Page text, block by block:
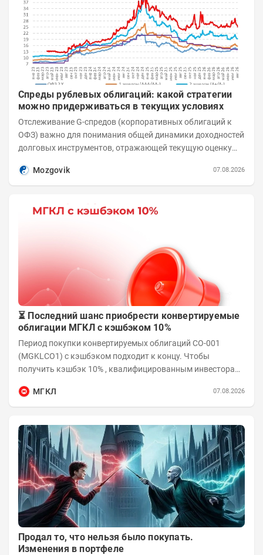
Спреды рублевых облигаций: какой стратегии
можно придерживаться в текущих условиях
Отслеживание G-спредов (корпоративных облигаций к
ОФЗ) важно для понимания общей динамики доходностей
долговых инструментов, отражающей текущую оценку
Mozgovik
07.08.2026
⏳ Последний шанс приобрести конвертируемые
облигации МГКЛ с кэшбэком 10%
Период покупки конвертируемых облигаций СО-001
(MGKLCO1) с кэшбэком подходит к концу. Чтобы
получить кэшбэк 10% , квалифицированным инвесторам
МГКЛ
07.08.2026
Продал то, что нельзя было покупать.
Изменения в портфеле